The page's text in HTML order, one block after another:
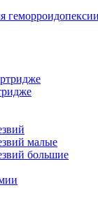
малые
большие